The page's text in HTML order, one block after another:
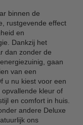
binnen de
rustgevende effect
en
Dankzij het
dan zonder de
gaan
van een
u nu kiest voor een
kleur of
en comfort in huis.
andere Deluxe
ons